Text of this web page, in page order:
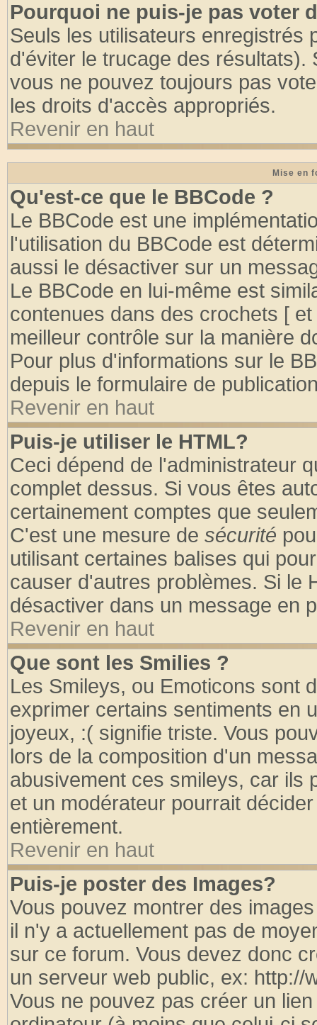
Pourquoi ne puis-je pas voter
Seuls les utilisateurs enregistrés
d'éviter le trucage des
vous ne pouvez toujours pas
les droits d'accès appropriés.
Revenir en haut
Mise en
Qu'est-ce que le BBCode ?
Le BBCode est une
l'utilisation du BBCode est
aussi le désactiver sur un
Le BBCode en lui-même est
contenues dans des crochets [
meilleur contrôle sur la manière
Pour plus d'informations sur le
depuis le formulaire de
Revenir en haut
Puis-je utiliser le HTML?
Ceci dépend de l'administrateur
complet dessus. Si vous êtes
certainement comptes que
C'est une mesure de sécurité
utilisant certaines balises qui
causer d'autres problèmes. Si le
désactiver dans un message en
Revenir en haut
Que sont les Smilies ?
Les Smileys, ou Emoticons sont
exprimer certains sentiments en
joyeux, :( signifie triste. Vous
lors de la composition d'un
abusivement ces smileys, car ils
et un modérateur pourrait
entièrement.
Revenir en haut
Puis-je poster des Images?
Vous pouvez montrer des
il n'y a actuellement pas de
sur ce forum. Vous devez donc
un serveur web public, ex: http://
Vous ne pouvez pas créer un